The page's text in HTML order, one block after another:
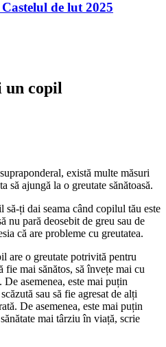
de lut 2025
un copil
există multe măsuri
să ajungă la o greutate sănătoasă.
ți dai seama când copilul tău este
nu pară deosebit de greu sau de
că are probleme cu greutatea.
are o greutate potrivită pentru
mai sănătos, să învețe mai cu
asemenea, este mai puțin
sau să fie agresat de alți
De asemenea, este mai puțin
mai târziu în viață, scrie